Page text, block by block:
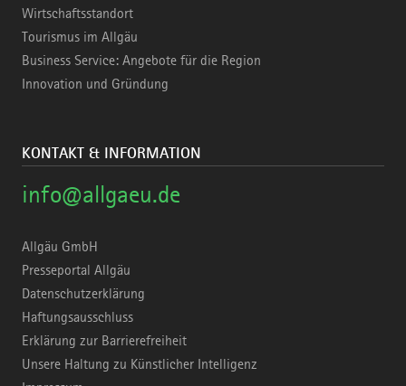
Wirtschaftsstandort
Tourismus im Allgäu
Business Service: Angebote für die Region
Innovation und Gründung
KONTAKT & INFORMATION
info@allgaeu.de
Allgäu GmbH
Presseportal Allgäu
Datenschutzerklärung
Haftungsausschluss
Erklärung zur Barrierefreiheit
Unsere Haltung zu Künstlicher Intelligenz